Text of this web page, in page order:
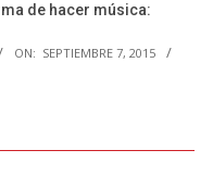
de hacer música:
ON: SEPTIEMBRE 7, 2015